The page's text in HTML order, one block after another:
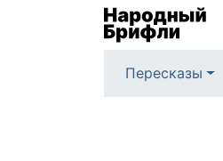
Пересказы